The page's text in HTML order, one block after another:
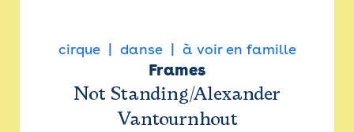
cirque danse à voir en famille
Frames
Not Standing/Alexander
Vantournhout